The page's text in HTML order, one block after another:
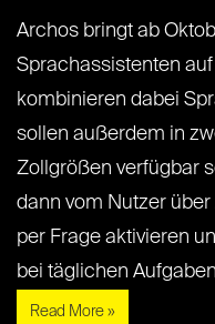
Archos bringt ab
Sprachassistenten
kombinieren dabei
sollen außerdem in
Zollgrößen verfügbar
dann vom Nutzer
per Frage aktivieren
bei täglichen
Read More »